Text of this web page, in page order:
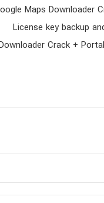
Maps Downloader
License key backup
Crack +